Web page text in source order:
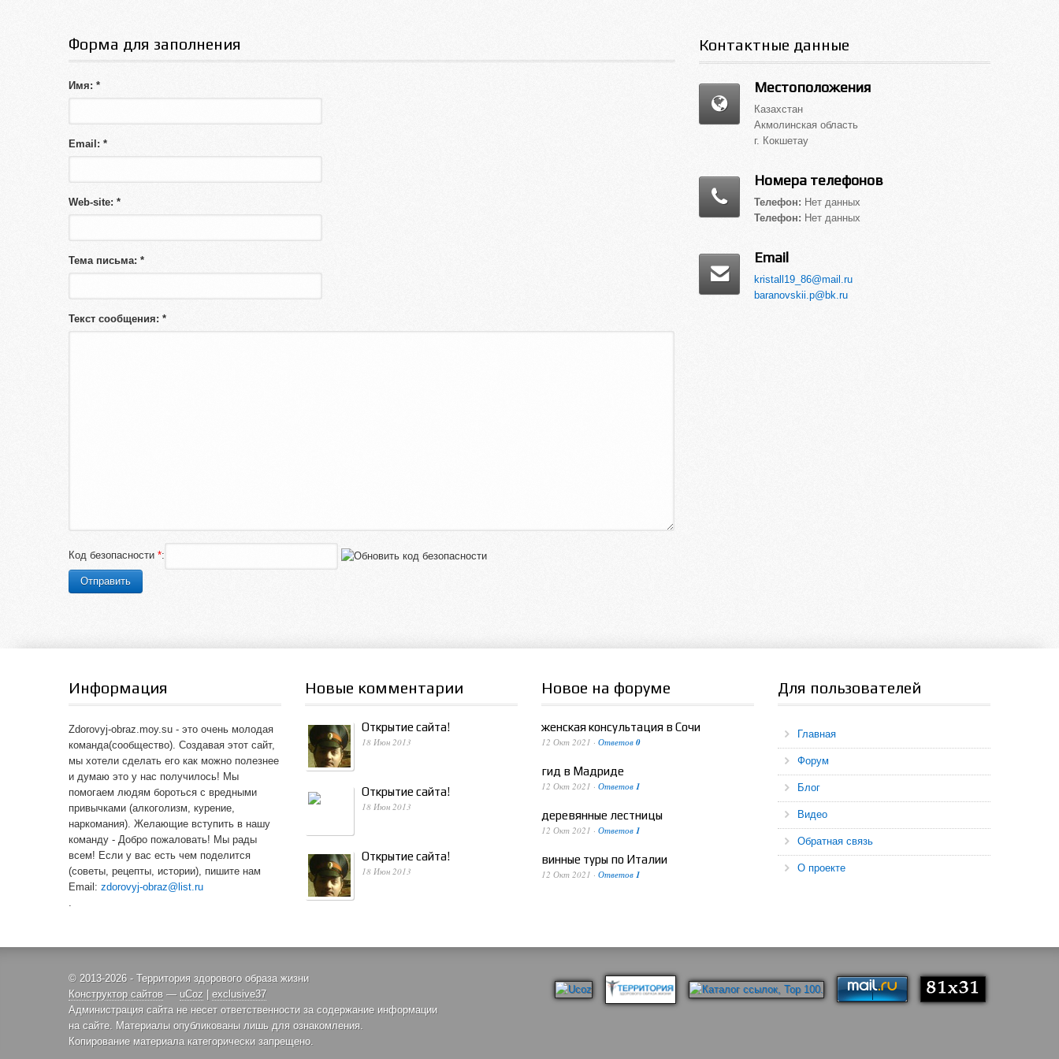
Форма для заполнения
Имя: *
Email: *
Web-site: *
Тема письма: *
Текст сообщения: *
Код безопасности *:
Контактные данные
Местоположения
Казахстан
Акмолинская область
г. Кокшетау
Номера телефонов
Телефон: Нет данных
Телефон: Нет данных
Email
kristall19_86@mail.ru
baranovskii.p@bk.ru
Информация
Zdorovyj-obraz.moy.su - это очень молодая
команда(сообщество). Создавая этот сайт,
мы хотели сделать его как можно полезнее
и думаю это у нас получилось! Мы
помогаем людям бороться с вредными
привычками (алкоголизм, курение,
наркомания). Желающие вступить в нашу
команду - Добро пожаловать! Мы рады
всем! Если у вас есть чем поделится
(советы, рецепты, истории), пишите нам
Email: zdorovyj-obraz@list.ru
.
Новые комментарии
Открытие сайта!
18 Июн 2013
Открытие сайта!
18 Июн 2013
Открытие сайта!
18 Июн 2013
Новое на форуме
женская консультация в Сочи
12 Окт 2021 · Ответов 0
гид в Мадриде
12 Окт 2021 · Ответов 1
деревянные лестницы
12 Окт 2021 · Ответов 1
винные туры по Италии
12 Окт 2021 · Ответов 1
Для пользователей
Главная
Форум
Блог
Видео
Обратная связь
О проекте
© 2013-2026 - Территория здорового образа жизни
Конструктор сайтов — uCoz | exclusive37
Администрация сайта не несет ответственности за содержание информации
на сайте. Материалы опубликованы лишь для ознакомления.
Копирование материала категорически запрещено.